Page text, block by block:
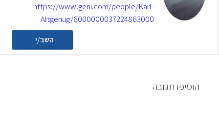
https://www.geni.com/people/Karl-
Altgenug/6000000037224863000
השב/י
הוסיפו תגובה